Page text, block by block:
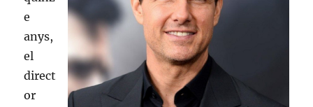
e
anys,
el
direct
or